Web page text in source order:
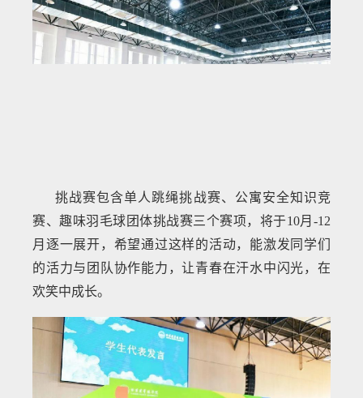
挑战赛包含单人跳绳挑战赛、公寓安全知识竞
赛、趣味羽毛球团体挑战赛三个赛项，将于10月-12
月逐一展开，希望通过这样的活动，能激发同学们
的活力与团队协作能力，让青春在汗水中闪光，在
欢笑中成长。